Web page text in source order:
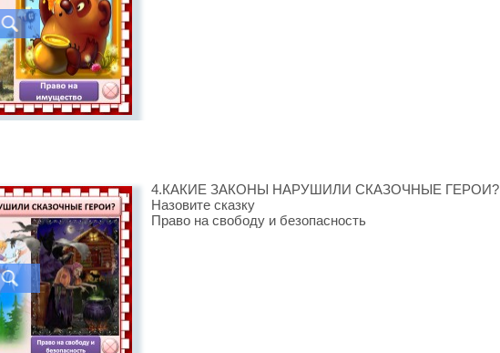
4.КАКИЕ ЗАКОНЫ НАРУШИЛИ СКАЗОЧНЫЕ ГЕРОИ?
Назовите сказку
Право на свободу и безопасность